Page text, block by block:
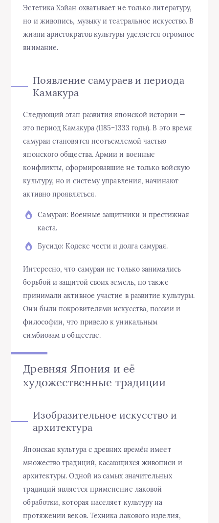
Эстетика Хэйан охватывает не только литературу,
но и живопись, музыку и театральное искусство. В
жизни аристократов культуры уделяется огромное
внимание.
Появление самураев и периода
Камакура
Следующий этап развития японской истории —
это период Камакура (1185–1333 годы). В это время
самураи становятся неотъемлемой частью
японского общества. Армии и военные
конфликты, сформировавшие не только войскую
культуру, но и систему управления, начинают
активно проявляться.
Самураи: Военные защитники и престижная
каста.
Бусидо: Кодекс чести и долга самурая.
Интересно, что самураи не только занимались
борьбой и защитой своих земель, но также
принимали активное участие в развитие культуры.
Они были покровителями искусства, поэзии и
философии, что привело к уникальным
симбиозам в обществе.
Древняя Япония и её
художественные традиции
Изобразительное искусство и
архитектура
Японская культура с древних времён имеет
множество традиций, касающихся живописи и
архитектуры. Одной из самых значительных
традиций является применение лаковой
обработки, которая населяет культуру на
протяжении веков. Техника лакового изделия,